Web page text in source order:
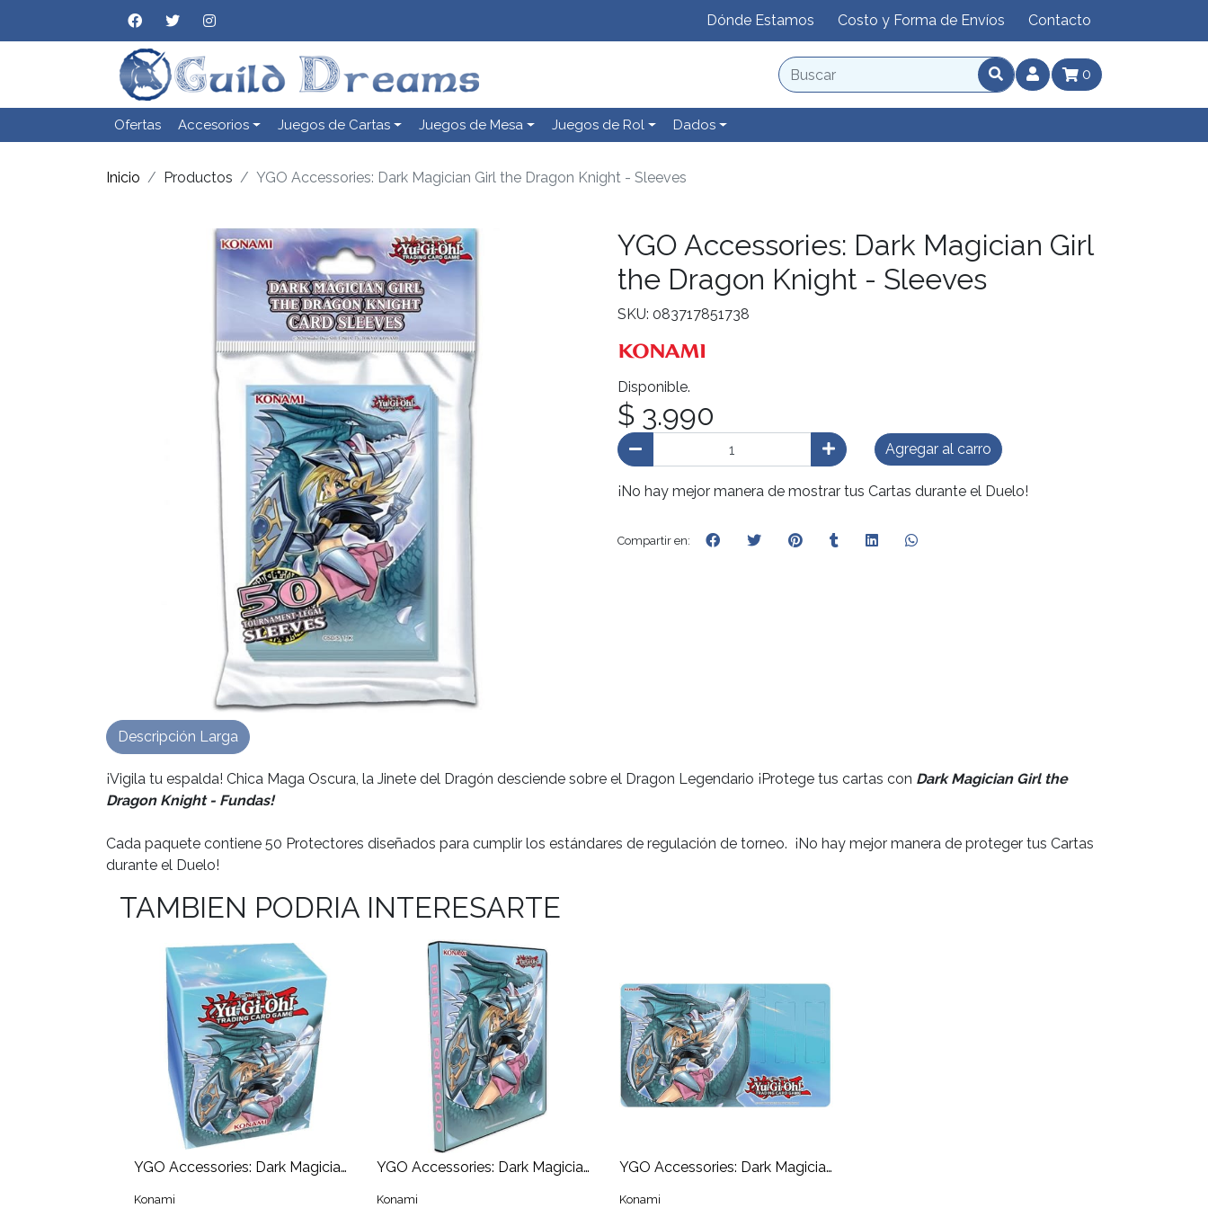
Dónde Estamos Costo y Forma de Envíos Contacto
0
Ofertas Accesorios Juegos de Cartas Juegos de Mesa Juegos de Rol Dados
Inicio Productos YGO Accessories: Dark Magician Girl the Dragon Knight - Sleeves
YGO Accessories: Dark Magician Girl
the Dragon Knight - Sleeves
SKU: 083717851738
Disponible.
$ 3.990
Agregar al carro
¡No hay mejor manera de mostrar tus Cartas durante el Duelo!
Compartir en:
¡Vigila tu espalda! Chica Maga Oscura, la Jinete del Dragón desciende sobre el Dragon Legendario ¡Protege tus cartas con Dark Magician Girl the
Dragon Knight - Fundas!
Cada paquete contiene 50 Protectores diseñados para cumplir los estándares de regulación de torneo. ¡No hay mejor manera de proteger tus Cartas
durante el Duelo!
Descripción Larga
TAMBIEN PODRIA INTERESARTE
YGO Accessories: Dark Magician Girl the Dragon Knight - Deck Box
Konami
YGO Accessories: Dark Magician Girl the Dragon Knight - Binder
Konami
YGO Accessories: Dark Magician Girl the Dragon Knight - Playmat
Konami